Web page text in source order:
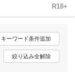
信
信ガイド
R18+
キーワード条件追加
絞り込み全解除